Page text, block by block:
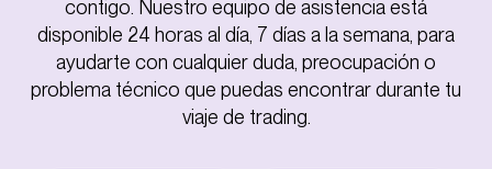
contigo. Nuestro equipo de asistencia está
disponible 24 horas al día, 7 días a la semana, para
ayudarte con cualquier duda, preocupación o
problema técnico que puedas encontrar durante tu
viaje de trading.